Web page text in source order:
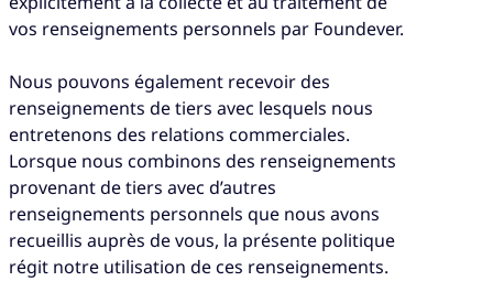
vos renseignements personnels par Foundever.
Nous pouvons également recevoir des
renseignements de tiers avec lesquels nous
entretenons des relations commerciales.
Lorsque nous combinons des renseignements
provenant de tiers avec d’autres
renseignements personnels que nous avons
recueillis auprès de vous, la présente politique
régit notre utilisation de ces renseignements.